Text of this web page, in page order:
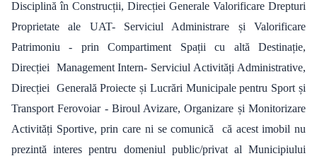
Disciplină în Construcții, Direcției Generale Valorificare Drepturi
Proprietate ale UAT- Serviciul Administrare și Valorificare
Patrimoniu - prin Compartiment Spații cu altă Destinație,
Direcției Management Intern- Serviciul Activități Administrative,
Direcției Generală Proiecte și Lucrări Municipale pentru Sport și
Transport Ferovoiar - Biroul Avizare, Organizare și Monitorizare
Activități Sportive, prin care ni se comunică că acest imobil nu
prezintă interes pentru domeniul public/privat al Municipiului